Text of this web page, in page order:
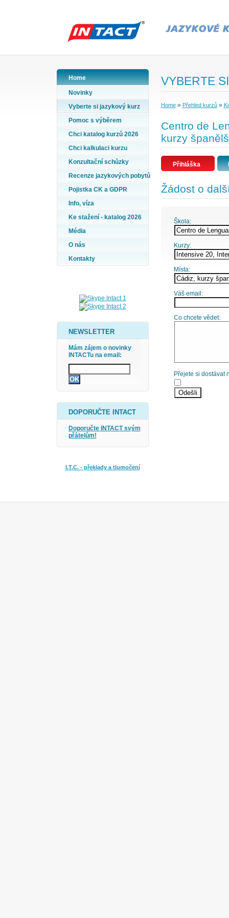
Home
Novinky
Vyberte si jazykový kurz
Pomoc s výběrem
Chci katalog kurzů 2026
Chci kalkulaci kurzu
Konzultační schůzky
Recenze jazykových pobytů
Pojistka CK a GDPR
Info, víza
Ke stažení - katalog 2026
Média
O nás
Kontakty
NEWSLETTER
Mám zájem o novinky
INTACTu na email:
DOPORUČTE INTACT
Doporučte INTACT svým
přátelům!
I.T.C. - překlady a tlumočení
VYBERTE
Home» Přehled kurzů»
Centro de
kurzy
Přihláška
Žádost o
Škola:
Kurzy:
Místa:
Váš email:
Co chcete vědet:
Přejete si dostávat